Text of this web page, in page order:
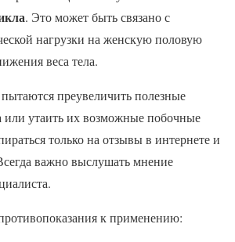
. Это может быть связано с
нагрузки на женскую половую
веса тела.
преувеличить полезные
или утаить их возможные побочные
только на отзывы в интернете и
важно выслушать мнение
к применению: